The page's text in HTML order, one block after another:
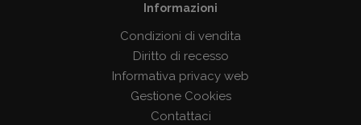
Informazioni
Condizioni di vendita
Diritto di recesso
Informativa privacy web
Gestione Cookies
Contattaci